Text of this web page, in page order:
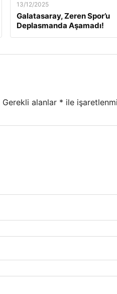
13/12/2025
Galatasaray, Zeren Spor’u
Deplasmanda Aşamadı!
Gerekli alanlar * ile